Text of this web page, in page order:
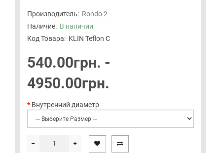
Производитель: Rondo 2
Наличие: В наличии
Код Товара: KLIN Teflon C
540.00грн. -
4950.00грн.
Внутренний диаметр